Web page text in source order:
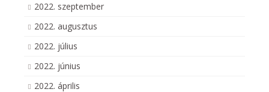
2022. szeptember
2022. augusztus
2022. július
2022. június
2022. április